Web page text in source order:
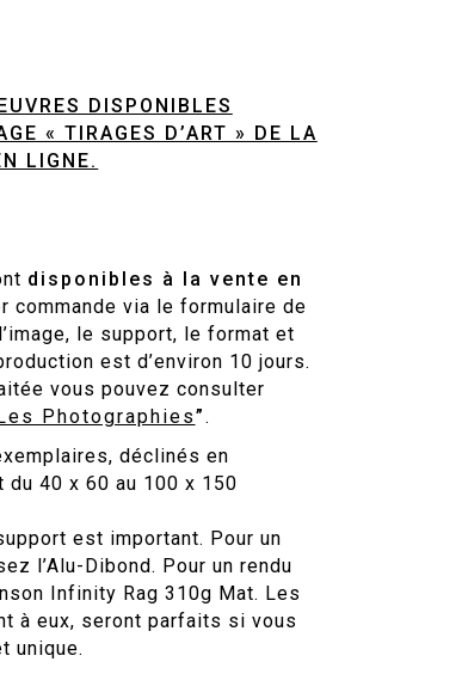
DISPONIBLES
« TIRAGES D’ART » DE LA
LIGNE.
disponibles à la vente en
via le formulaire de
le support, le format et
est d’environ 10 jours.
vous pouvez consulter
Photographies” .
déclinés en
40 x 60 au 100 x 150
est important. Pour un
l’Alu-Dibond. Pour un rendu
Infinity Rag 310g Mat. Les
à eux, seront parfaits si vous
unique.